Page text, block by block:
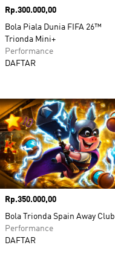
Harga
Rp.300.000,00
Bola Piala Dunia FIFA 26™
Trionda Mini+
Performance
DAFTAR
Harga
Rp.350.000,00
Bola Trionda Spain Away Club
Performance
DAFTAR